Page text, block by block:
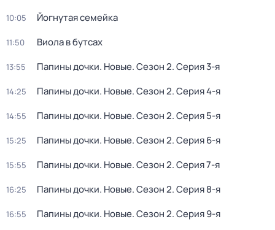
10:05 Йогнутая семейка
11:50 Виола в бутсах
13:55 Папины дочки. Новые. Сезон 2. Серия 3-я
14:25 Папины дочки. Новые. Сезон 2. Серия 4-я
14:55 Папины дочки. Новые. Сезон 2. Серия 5-я
15:25 Папины дочки. Новые. Сезон 2. Серия 6-я
15:55 Папины дочки. Новые. Сезон 2. Серия 7-я
16:25 Папины дочки. Новые. Сезон 2. Серия 8-я
16:55 Папины дочки. Новые. Сезон 2. Серия 9-я